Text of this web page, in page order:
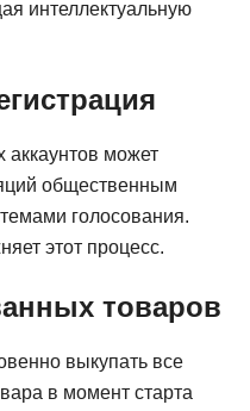
интеллектуальную
может
общественным
голосования.
этот процесс.
товаров
выкупать все
в момент старта